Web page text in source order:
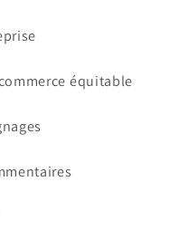
équitable